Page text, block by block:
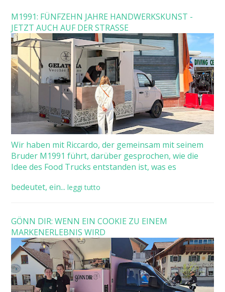
M1991: FÜNFZEHN JAHRE HANDWERKSKUNST -
JETZT AUCH AUF DER STRASSE
Wir haben mit Riccardo, der gemeinsam mit seinem
Bruder M1991 führt, darüber gesprochen, wie die
Idee des Food Trucks entstanden ist, was es
bedeutet, ein... leggi tutto
GÖNN DIR: WENN EIN COOKIE ZU EINEM
MARKENERLEBNIS WIRD